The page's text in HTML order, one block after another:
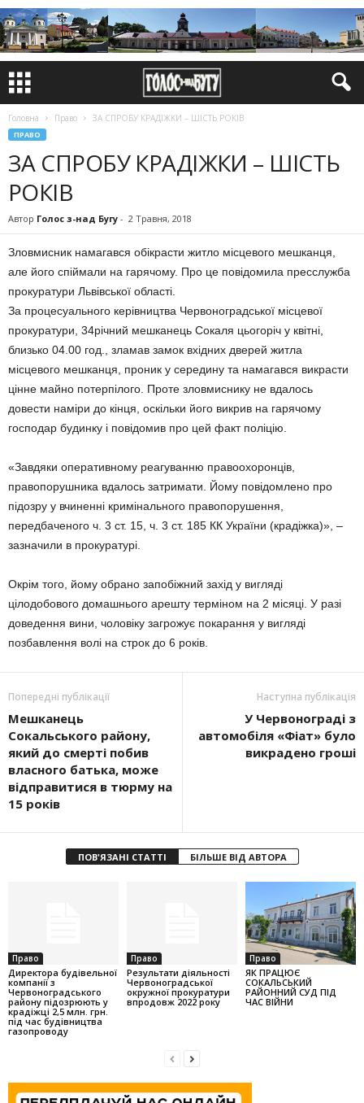
Головна Право ЗА СПРОБУ КРАДІЖКИ – ШІСТЬ РОКІВ
ПРАВО
ЗА СПРОБУ КРАДІЖКИ – ШІСТЬ
РОКІВ
Автор Голос з-над Бугу - 2 Травня, 2018
Зловмисник намагався обікрасти житло місцевого мешканця,
але його спіймали на гарячому. Про це повідомила пресслужба
прокуратури Львівської області.
За процесуального керівництва Червоноградської місцевої
прокуратури, 34річний мешканець Сокаля цьогоріч у квітні,
близько 04.00 год., зламав замок вхідних дверей житла
місцевого мешканця, проник у середину та намагався викрасти
цінне майно потерпілого. Проте зловмиснику не вдалось
довести наміри до кінця, оскільки його викрив на гарячому
господар будинку і повідомив про цей факт поліцію.
«Завдяки оперативному реагуванню правоохоронців,
правопорушника вдалось затримати. Йому повідомлено про
підозру у вчиненні кримінального правопорушення,
передбаченого ч. 3 ст. 15, ч. 3 ст. 185 КК України (крадіжка)», –
зазначили в прокуратурі.
Окрім того, йому обрано запобіжний захід у вигляді
цілодобового домашнього арешту терміном на 2 місяці. У разі
доведення вини, чоловіку загрожує покарання у вигляді
позбавлення волі на строк до 6 років.
Попередні публікації
Мешканець
Сокальського району,
який до смерті побив
власного батька, може
відправитися в тюрму на
15 років
Наступна публікація
У Червонограді з
автомобіля «Фіат» було
викрадено гроші
ПОВ'ЯЗАНІ СТАТТІ БІЛЬШЕ ВІД АВТОРА
Право
Директора будівельної
компанії з
Червоноградського
району підозрюють у
крадіжці 2,5 млн. грн.
під час будівництва
газопроводу
Право
Результати діяльності
Червоноградської
окружної прокуратури
впродовж 2022 року
Право
ЯК ПРАЦЮЄ
СОКАЛЬСЬКИЙ
РАЙОННИЙ СУД ПІД
ЧАС ВІЙНИ